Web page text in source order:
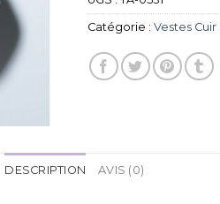
Catégorie :Vestes
DESCRIPTION AVIS (0)